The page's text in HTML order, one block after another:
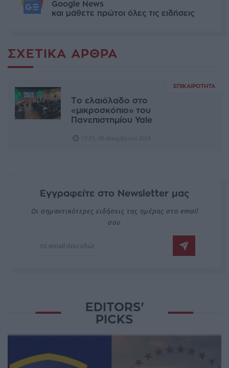
Google News
και μάθετε πρώτοι όλες τις ειδήσεις
ΣΧΕΤΙΚΆ ΆΡΘΡΑ
ΕΠΙΚΑΙΡΌΤΗΤΑ
Το ελαιόλαδο στο
«μικροσκόπιο» του
Πανεπιστημίου Yale
Εγγραφείτε στο Newsletter μας
Οι σημαντικότερες ειδήσεις της ημέρας στο email
σου
EDITORS'
PICKS